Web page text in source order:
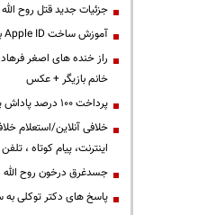
جزئیات جدید قتل روح
آموزش ساخت Apple ID برای کاربران ایرانی
راز خنده های اصغر
خانم بازیگر + عکس
پرداخت ۱۰۰ درصد پاداش پایان خدمت فرهنگیان
خلافی آنلاین/استعلام
اینترنت، پیام کوتاه ، تلفن
جسدغرق درخون روح
پاسخ های دکتر توکلی به